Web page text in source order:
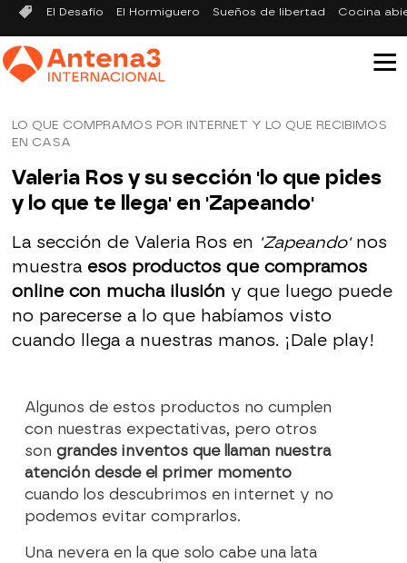
El Desafío El Hormiguero Sueños de libertad Cocina
LO QUE COMPRAMOS POR INTERNET Y LO QUE RECIBIMOS
EN CASA
Valeria Ros y su sección 'lo que pides
y lo que te llega' en 'Zapeando'
La sección de Valeria Ros en 'Zapeando' nos
muestra esos productos que compramos
online con mucha ilusión y que luego puede
no parecerse a lo que habíamos visto
cuando llega a nuestras manos. ¡Dale play!
Algunos de estos productos no cumplen
con nuestras expectativas, pero otros
songrandes inventos que llaman nuestra
atención desde el primer momento
cuando los descubrimos en internet y no
podemos evitar comprarlos.
Una nevera en la que solo cabe una lata